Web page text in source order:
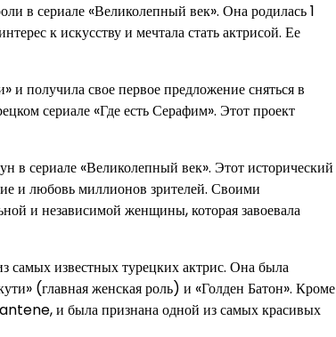
в сериале «Великолепный век». Она родилась 1
к искусству и мечтала стать актрисой. Ее
и получила свое первое предложение сняться в
сериале «Где есть Серафим». Этот проект
в сериале «Великолепный век». Этот исторический
и любовь миллионов зрителей. Своими
и независимой женщины, которая завоевала
самых известных турецких актрис. Она была
(главная женская роль) и «Голден Батон». Кроме
и была признана одной из самых красивых